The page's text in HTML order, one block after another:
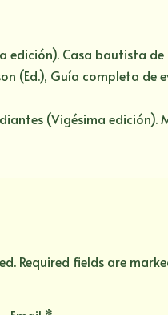
edición). Casa bautista
(Ed.), Guía completa de
(Vigésima edición).
Required fields are